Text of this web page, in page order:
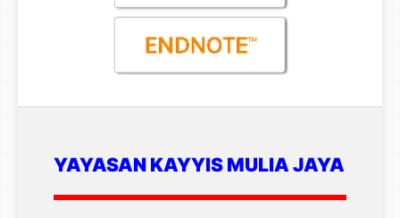
YAYASAN KAYYIS MULIA JAYA